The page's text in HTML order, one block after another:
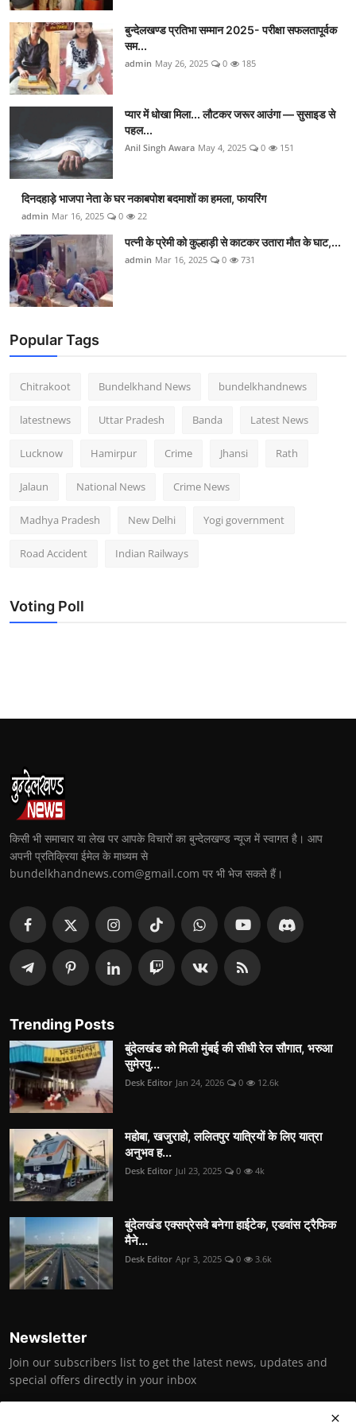
बुन्देलखण्ड प्रतिभा सम्मान 2025- परीक्षा सफलतापूर्वक
सम...
admin May 26, 2025 0 185
प्यार में धोखा मिला... लौटकर जरूर आउंगा — सुसाइड से
पहल...
Anil Singh Awara May 4, 2025 0 151
दिनदहाड़े भाजपा नेता के घर नकाबपोश बदमाशों का हमला, फायरिंग
admin Mar 16, 2025 0 22
पत्नी के प्रेमी को कुल्हाड़ी से काटकर उतारा मौत के घाट,...
admin Mar 16, 2025 0 731
Popular Tags
Chitrakoot Bundelkhand News bundelkhandnews
latestnews Uttar Pradesh Banda Latest News
Lucknow Hamirpur Crime Jhansi Rath
Jalaun National News Crime News
Madhya Pradesh New Delhi Yogi government
Road Accident Indian Railways
Voting Poll
किसी भी समाचार या लेख पर आपके विचारों का बुन्देलखण्ड न्यूज में स्वागत है। आप
अपनी प्रतिक्रिया ईमेल के माध्यम से
bundelkhandnews.com@gmail.com पर भी भेज सकते हैं।
Trending Posts
बुंदेलखंड को मिली मुंबई की सीधी रेल सौगात, भरुआ
सुमेरपु...
Desk Editor Jan 24, 2026 0 12.6k
महोबा, खजुराहो, ललितपुर यात्रियों के लिए यात्रा
अनुभव ह...
Desk Editor Jul 23, 2025 0 4k
बुंदेलखंड एक्सप्रेसवे बनेगा हाईटेक, एडवांस ट्रैफिक
मैने...
Desk Editor Apr 3, 2025 0 3.6k
Newsletter
Join our subscribers list to get the latest news, updates and
special offers directly in your inbox
Subscribe